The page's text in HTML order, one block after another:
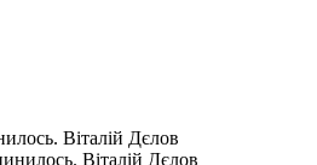
Віталій Дєлов